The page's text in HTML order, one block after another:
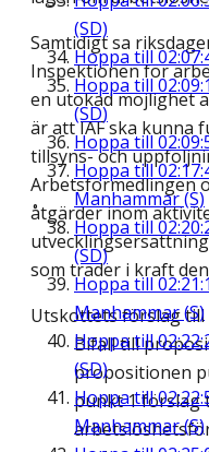
(SD)
Hoppa till
Hoppa till
(SD)
Hoppa till
Hoppa till
Manhammar (S)
Hoppa till
(SD)
Hoppa till
Manhammar (S)
Hoppa till
(SD)
Hoppa till
Manhammar (S)
Samtidigt sa
Inspektionen för
en utökad möjlighet
är att IAF ska kunna
tillsyns- och
Arbetsförmedlingen
åtgärder inom
som träder i kraft
Utskottets förslag till
Bifall till
propositionen
punkt 1 förslag